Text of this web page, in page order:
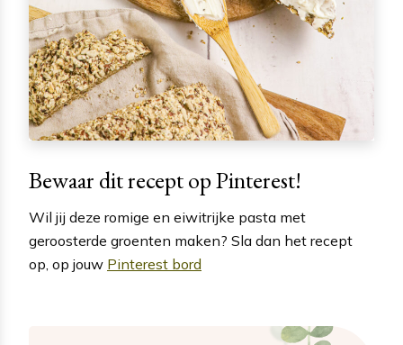
Bewaar dit recept op Pinterest!
Wil jij deze romige en eiwitrijke pasta met
geroosterde groenten maken? Sla dan het recept
op, op jouw Pinterest bord